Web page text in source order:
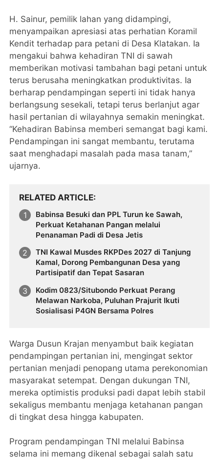
H. Sainur, pemilik lahan yang didampingi,
menyampaikan apresiasi atas perhatian Koramil
Kendit terhadap para petani di Desa Klatakan. Ia
mengakui bahwa kehadiran TNI di sawah
memberikan motivasi tambahan bagi petani untuk
terus berusaha meningkatkan produktivitas. Ia
berharap pendampingan seperti ini tidak hanya
berlangsung sesekali, tetapi terus berlanjut agar
hasil pertanian di wilayahnya semakin meningkat.
“Kehadiran Babinsa memberi semangat bagi kami.
Pendampingan ini sangat membantu, terutama
saat menghadapi masalah pada masa tanam,”
ujarnya.
RELATED ARTICLE
Babinsa Besuki dan PPL Turun ke Sawah,
Perkuat Ketahanan Pangan melalui
Penanaman Padi di Desa Jetis
TNI Kawal Musdes RKPDes 2027 di Tanjung
Kamal, Dorong Pembangunan Desa yang
Partisipatif dan Tepat Sasaran
Kodim 0823/Situbondo Perkuat Perang
Melawan Narkoba, Puluhan Prajurit Ikuti
Sosialisasi P4GN Bersama Polres
Warga Dusun Krajan menyambut baik kegiatan
pendampingan pertanian ini, mengingat sektor
pertanian menjadi penopang utama perekonomian
masyarakat setempat. Dengan dukungan TNI,
mereka optimistis produksi padi dapat lebih stabil
sekaligus membantu menjaga ketahanan pangan
di tingkat desa hingga kabupaten.
Program pendampingan TNI melalui Babinsa
selama ini memang dikenal sebagai salah satu